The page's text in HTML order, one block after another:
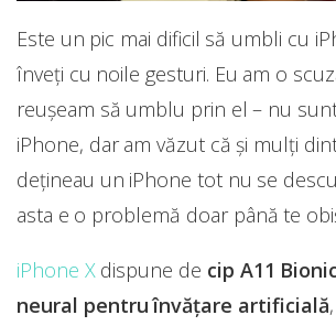
Este un pic mai dificil să umbli cu
înveți cu noile gesturi. Eu am o
reușeam să umblu prin el – nu
iPhone, dar am văzut că și mulți
dețineau un iPhone tot nu se
asta e o problemă doar până te
iPhone Xdispune de cip A11
neural pentru învățare artificială